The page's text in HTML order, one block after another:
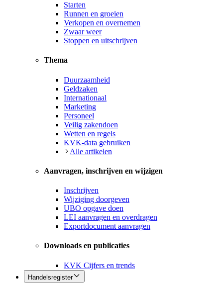
Starten
Runnen en groeien
Verkopen en overnemen
Zwaar weer
Stoppen en uitschrijven
Thema
Duurzaamheid
Geldzaken
Internationaal
Marketing
Personeel
Veilig zakendoen
Wetten en regels
KVK-data gebruiken
Alle artikelen
Aanvragen, inschrijven en wijzigen
Inschrijven
Wijziging doorgeven
UBO opgave doen
LEI aanvragen en overdragen
Exportdocument aanvragen
Downloads en publicaties
KVK Cijfers en trends
Handelsregister